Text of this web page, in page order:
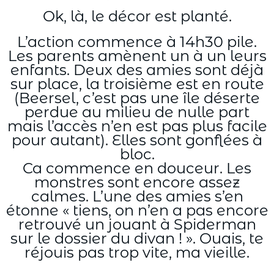
Ok, là, le décor est planté.
L’action commence à 14h30 pile.
Les parents amènent un à un leurs
enfants. Deux des amies sont déjà
sur place, la troisième est en route
(Beersel, c’est pas une île déserte
perdue au milieu de nulle part
mais l’accès n’en est pas plus facile
pour autant). Elles sont gonflées à
bloc.
Ca commence en douceur. Les
monstres sont encore assez
calmes. L’une des amies s’en
étonne « tiens, on n’en a pas encore
retrouvé un jouant à Spiderman
sur le dossier du divan ! ». Ouais, te
réjouis pas trop vite, ma vieille.